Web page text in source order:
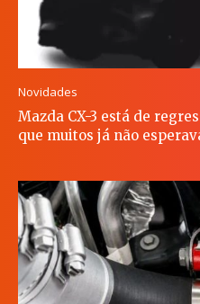
Novidades
Mazda CX-3 está de
que muitos já não